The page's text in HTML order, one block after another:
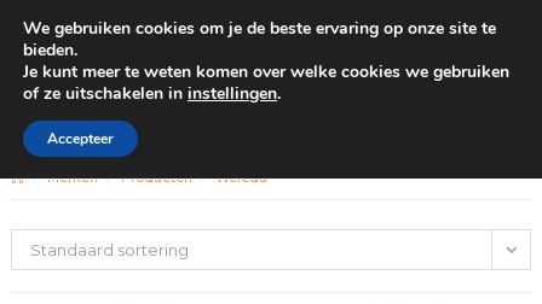
GRATIS BEZORGING VANAF €100
Weleda
> Merken > Producten > Weleda
Standaard sortering
We gebruiken cookies om je de beste ervaring op onze site te
bieden.
Je kunt meer te weten komen over welke cookies we gebruiken
of ze uitschakelen in instellingen.
Accepteer